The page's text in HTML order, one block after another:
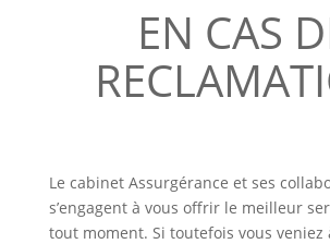
EN CAS
Le cabinet Assurgérance et ses
s’engagent à vous offrir le meilleur
tout moment. Si toutefois vous veniez